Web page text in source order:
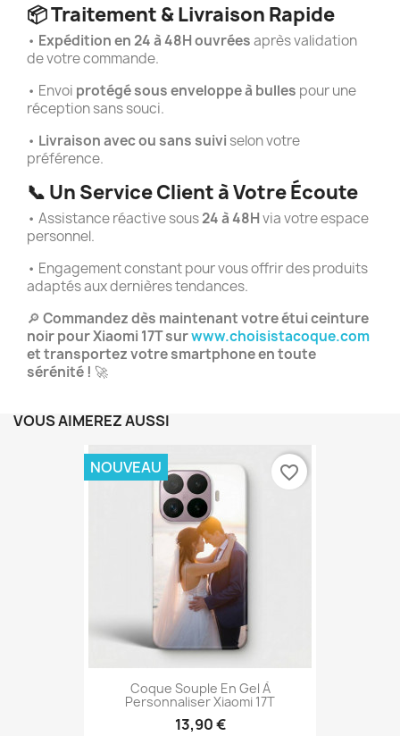
📦Traitement & Livraison Rapide
• Expédition en 24 à 48H ouvréesaprès validation
de votre commande.
• Envoi protégé sous enveloppe à bulles pour une
réception sans souci.
• Livraison avec ou sans suivi selon votre
préférence.
📞 Un Service Client à Votre Écoute
• Assistance réactive sous24 à 48Hvia votre espace
personnel.
• Engagement constant pour vous offrir des produits
adaptés aux dernières tendances.
🔎 Commandez dès maintenant votre étui ceinture
noir pour Xiaomi 17T surwww.choisistacoque.com
et transportez votre smartphone en toute
sérénité ! 🚀
VOUS AIMEREZ AUSSI
Coque Souple En Gel À
Personnaliser Xiaomi 17T
13,90 €
NOUVEAU favorite_border